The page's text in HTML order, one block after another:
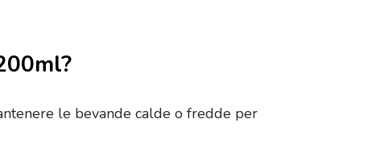
le bevande calde o fredde per